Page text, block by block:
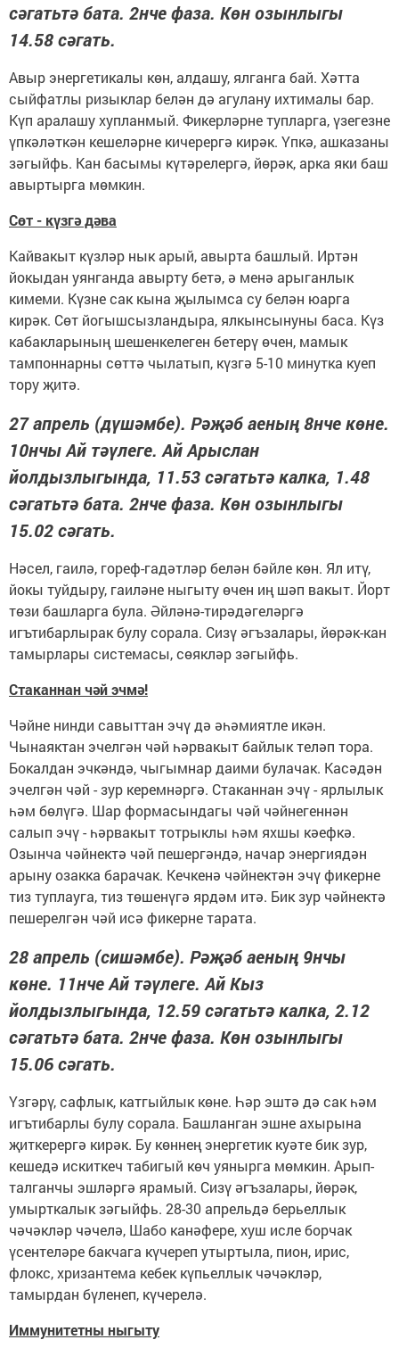
сәгатьтә бата. 2нче фаза. Көн озынлыгы
14.58 сәгать.
Авыр энергетикалы көн, алдашу, ялганга бай. Хәтта
сыйфатлы ризыклар белән дә агулану ихтималы бар.
Күп аралашу хупланмый. Фикерләрне тупларга, үзегезне
үпкәләткән кешеләрне кичерергә кирәк. Үпкә, ашказаны
зәгыйфь. Кан басымы күтәрелергә, йөрәк, арка яки баш
авыртырга мөмкин.
Сөт - күзгә дәва
Кайвакыт күзләр нык арый, авырта башлый. Иртән
йокыдан уянганда авырту бетә, ә менә арыганлык
кимеми. Күзне сак кына җылымса су белән юарга
кирәк. Сөт йогышсызландыра, ялкынсынуны баса. Күз
кабакларының шешенкелеген бетерү өчен, мамык
тампоннарны сөттә чылатып, күзгә 5-10 минутка куеп
тору җитә.
27 апрель (дүшәмбе). Рәҗәб аеның 8нче көне.
10нчы Ай тәүлеге. Ай Арыслан
йолдызлыгында, 11.53 сәгатьтә калка, 1.48
сәгатьтә бата. 2нче фаза. Көн озынлыгы
15.02 сәгать.
Нәсел, гаилә, гореф-гадәтләр белән бәйле көн. Ял итү,
йокы туйдыру, гаиләне ныгыту өчен иң шәп вакыт. Йорт
төзи башларга була. Әйләнә-тирәдәгеләргә
игътибарлырак булу сорала. Сизү әгъзалары, йөрәк-кан
тамырлары системасы, сөякләр зәгыйфь.
Стаканнан чәй эчмә!
Чәйне нинди савыттан эчү дә әһәмиятле икән.
Чынаяктан эчелгән чәй һәрвакыт байлык теләп тора.
Бокалдан эчкәндә, чыгымнар даими булачак. Касәдән
эчелгән чәй - зур керемнәргә. Стаканнан эчү - ярлылык
һәм бөлүгә. Шар формасындагы чәй чәйнегеннән
салып эчү - һәрвакыт тотрыклы һәм яхшы кәефкә.
Озынча чәйнектә чәй пешергәндә, начар энергиядән
арыну озакка барачак. Кечкенә чәйнектән эчү фикерне
тиз туплауга, тиз төшенүгә ярдәм итә. Бик зур чәйнектә
пешерелгән чәй исә фикерне тарата.
28 апрель (сишәмбе). Рәҗәб аеның 9нчы
көне. 11нче Ай тәүлеге. Ай Кыз
йолдызлыгында, 12.59 сәгатьтә калка, 2.12
сәгатьтә бата. 2нче фаза. Көн озынлыгы
15.06 сәгать.
Үзгәрү, сафлык, катгыйлык көне. Һәр эштә дә сак һәм
игътибарлы булу сорала. Башланган эшне ахырына
җиткерергә кирәк. Бу көннең энергетик куәте бик зур,
кешедә искиткеч табигый көч уянырга мөмкин. Арып-
талганчы эшләргә ярамый. Сизү әгъзалары, йөрәк,
умырткалык зәгыйфь. 28-30 апрельдә берьеллык
чәчәкләр чәчелә, Шабо канәфере, хуш исле борчак
үсентеләре бакчага күчереп утыртыла, пион, ирис,
флокс, хризантема кебек күпьеллык чәчәкләр,
тамырдан бүленеп, күчерелә.
Иммунитетны ныгыту